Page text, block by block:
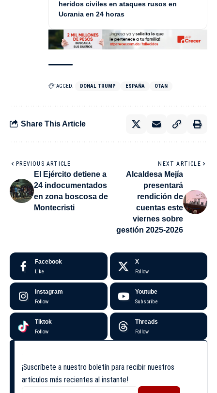
heridos civiles en ataques rusos en
Ucrania en 24 horas
TAGGED: DONAL TRUMP ESPAÑA OTAN
Share This Article
PREVIOUS ARTICLE
El Ejército detiene a
24 indocumentados
en zona boscosa de
Montecristi
NEXT ARTICLE
Alcaldesa Mejía
presentará
rendición de
cuentas este
viernes sobre
gestión 2025-2026
Facebook
Like
X
Follow
Instagram
Follow
Youtube
Subscribe
Tiktok
Follow
Threads
Follow
¡Suscríbete a nuestro boletín para recibir nuestros
artículos más recientes al instante!